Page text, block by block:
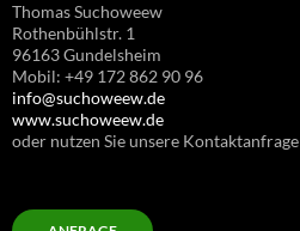
Thomas Suchoweew
Rothenbühlstr. 1
96163 Gundelsheim
Mobil: +49 172 862 90 96
info@suchoweew.de
www.suchoweew.de
oder nutzen Sie unsere Kontaktanfrage